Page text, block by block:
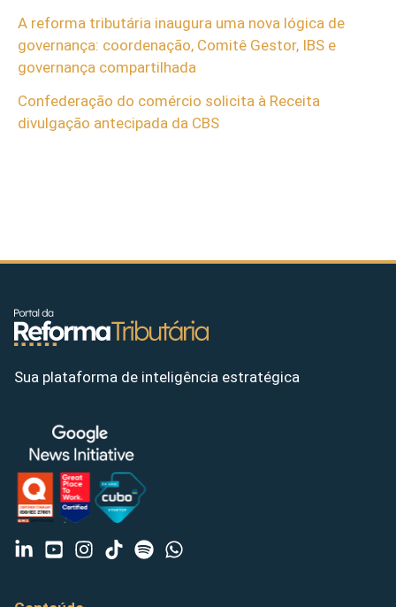
A reforma tributária inaugura uma nova lógica de
governança: coordenação, Comitê Gestor, IBS e
governança compartilhada
Confederação do comércio solicita à Receita
divulgação antecipada da CBS
Sua plataforma de inteligência estratégica